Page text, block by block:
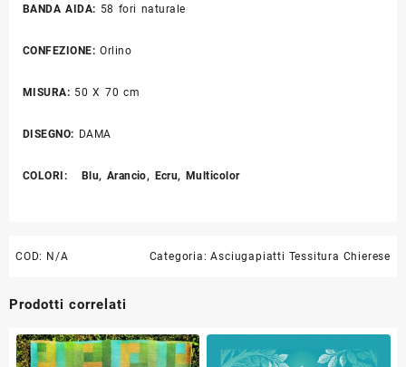
BANDA AIDA: 58 fori naturale
CONFEZIONE: Orlino
MISURA: 50 X 70 cm
DISEGNO: DAMA
COLORI: Blu, Arancio, Ecru, Multicolor
COD: N/A Categoria:Asciugapiatti Tessitura Chierese
Prodotti correlati